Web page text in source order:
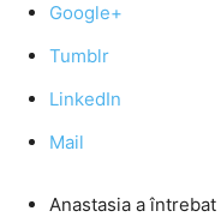
Google+
Tumblr
LinkedIn
Mail
Anastasia a întrebat